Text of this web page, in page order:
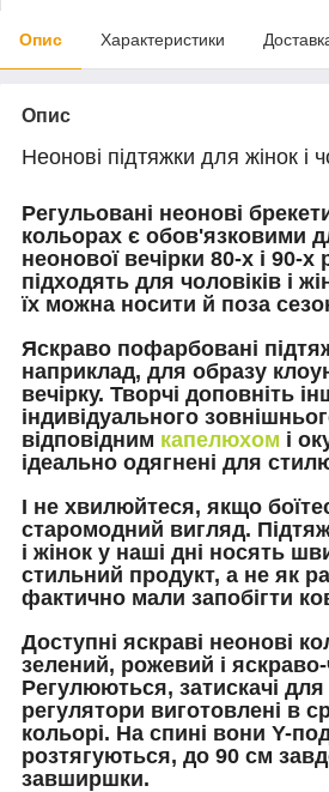
Опис Характеристики
Опис
Неонові підтяжки для жінок і
Регульовані неонові
кольорах є обов'язковими
неонової вечірки 80-х і 90-х
підходять для чоловіків і
їх можна носити й поза
Яскраво пофарбовані
наприклад, для образу
вечірку. Творчі доповніть
індивідуального
відповідним капелюхом і
ідеально одягнені для
І не хвилюйтеся, якщо
старомодний вигляд.
і жінок у наші дні носять
стильний продукт, а не як
фактично мали запобігти
Доступні яскраві неонові
зелений, рожевий і
Регулюються, затискачі для
регулятори виготовлені в
кольорі. На спині вони Y-
розтягуються, до 90 см
завширшки.